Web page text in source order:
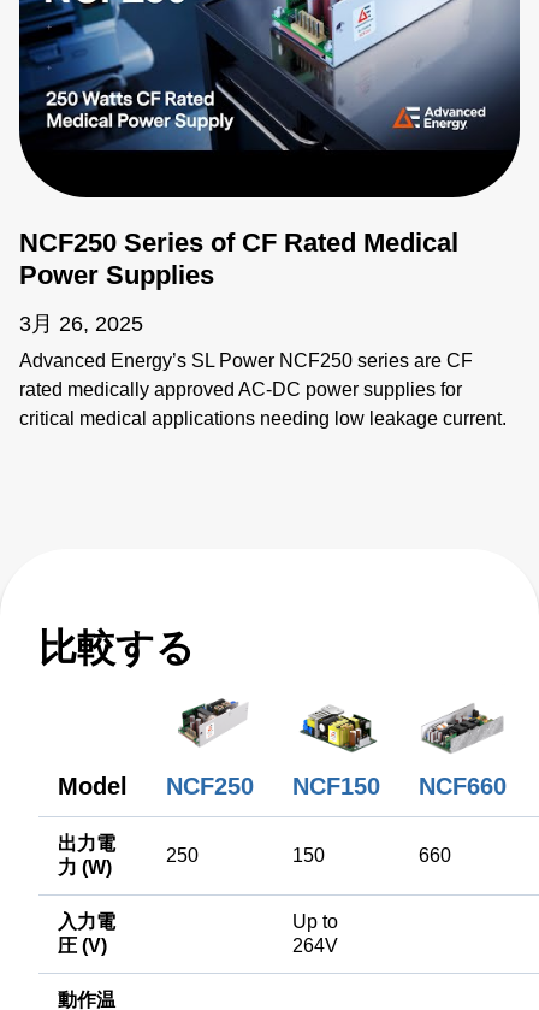
NCF250 Series of CF Rated Medical
Power Supplies
3月 26, 2025
Advanced Energy’s SL Power NCF250 series are CF
rated medically approved AC-DC power supplies for
critical medical applications needing low leakage current.
比較する
Model NCF250 NCF150 NCF660
出力電
力 (W)
250 150 660
入力電
圧 (V)
Up to
264V
動作温